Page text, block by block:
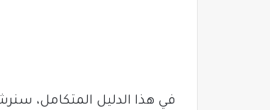
في هذا الدليل المتكامل،